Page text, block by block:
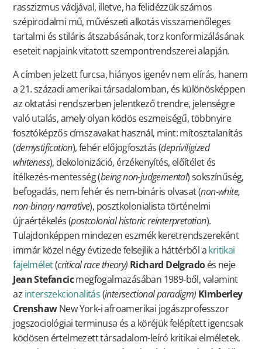
rasszizmus vádjával, illetve, ha felidézzük számos
szépirodalmi mű, művészeti alkotás visszamenőleges
tartalmi és stiláris átszabásának, torz konformizálásának
eseteit napjaink vitatott szempontrendszerei alapján.
A címben jelzett furcsa, hiányos igenév nem elírás, hanem
a 21. századi amerikai társadalomban, és különösképpen
az oktatási rendszerben jelentkező trendre, jelenségre
való utalás, amely olyan ködös eszmeiségű, többnyire
fosztóképzős címszavakat használ, mint: mítosztalanítás
(demystification), fehér előjogfosztás (depriviligized
whiteness), dekolonizáció, érzékenyítés, előítélet és
ítélkezés-mentesség (beingnon-judgemental) sokszínűség,
befogadás, nem fehér és nem-bináris olvasat (non-white,
non-binary narrative), posztkolonialista történelmi
újraértékelés (postcolonialhistoric reinterpretation).
Tulajdonképpen mindezen eszmék keretrendszereként
immár közel négy évtizede felsejlik a háttérből akritikai
fajelmélet(critical race theory) Richard Delgradoés neje
Jean Stefancicmegfogalmazásában 1989-ből, valamint
az interszekcionalitás(intersectional paradigm) Kimberley
CrenshawNew York-i afroamerikai jogászprofesszor
jogszociológiai terminusa és a köréjük felépített igencsak
ködösen értelmezett társadalom-leíró kritikai elméletek.